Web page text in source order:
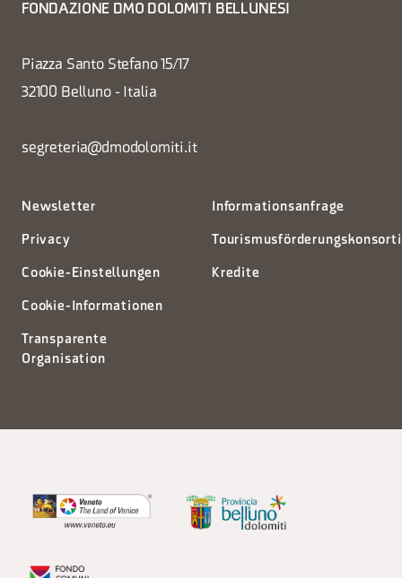
FONDAZIONE DMO DOLOMITI BELLUNESI
Piazza Santo Stefano 15/17
32100 Belluno - Italia
segreteria@dmodolomiti.it
Newsletter
Privacy
Cookie-Einstellungen
Cookie-Informationen
Transparente
Organisation
Informationsanfrage
Kredite